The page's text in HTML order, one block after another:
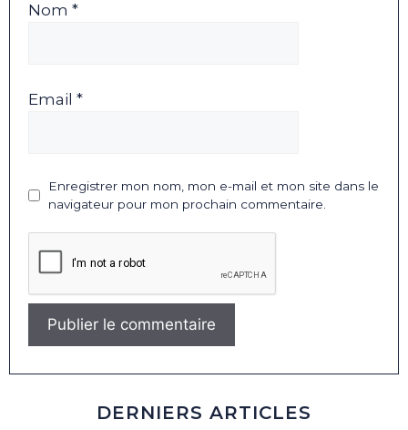
Nom *
Email *
Enregistrer mon nom, mon e-mail et mon site dans le
navigateur pour mon prochain commentaire.
DERNIERS ARTICLES